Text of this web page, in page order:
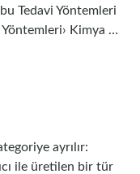
Tedavi Yöntemleri
Yöntemleri› Kimya …
ayrılır:
ile üretilen bir tür